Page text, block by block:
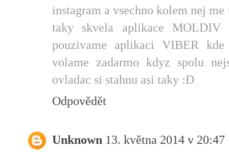
instagram a vsechno kolem nej
taky skvela aplikace
pouzivame aplikaci VIBER
volame zadarmo kdyz spolu
ovladac si stahnu asi taky :D
Odpovědět
Unknown 13. května 2014 v 20:47